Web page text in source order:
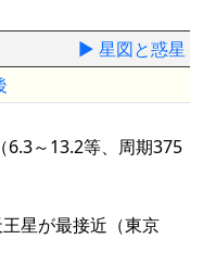
▶ 星図と惑星
6.3～13.2等、周期375
星が最接近（東京